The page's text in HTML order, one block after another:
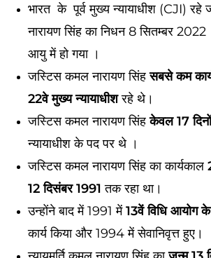
भारत के पूर्व मुख्य न्यायाधीश (CJI)
नारायण सिंह का निधन 8 सितम्बर
आयु में हो गया ।
जस्टिस कमल नारायण सिंहसबसे कम
22वे मुख्य न्यायाधीशरहे थे।
जस्टिस कमल नारायण सिंहकेवल 17
न्यायाधीश के पद पर थे ।
जस्टिस कमल नारायण सिंह का कार्यकाल
12 दिसंबर 1991 तक रहा था।
उन्होंने बाद में 1991 में13वें विधि आयोग
कार्य किया और 1994 में सेवानिवृत्त हुए।